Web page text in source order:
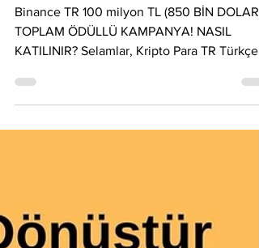
Binance TR 100 milyon TL (850
BİN DOLAR) TOPLAM ÖDÜLLÜ
KAMPANYA! NASIL KATILINIR?
Binance TR 100 milyon TL (850 BİN DOLAR)
TOPLAM ÖDÜLLÜ KAMPANYA! NASIL